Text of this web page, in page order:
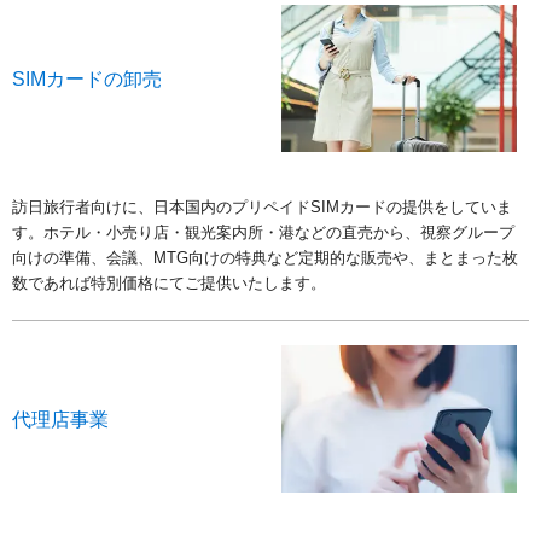
SIMカードの卸売
訪日旅行者向けに、日本国内のプリペイドSIMカードの提供をしていま
す。ホテル・小売り店・観光案内所・港などの直売から、視察グループ
向けの準備、会議、MTG向けの特典など定期的な販売や、まとまった枚
数であれば特別価格にてご提供いたします。
代理店事業